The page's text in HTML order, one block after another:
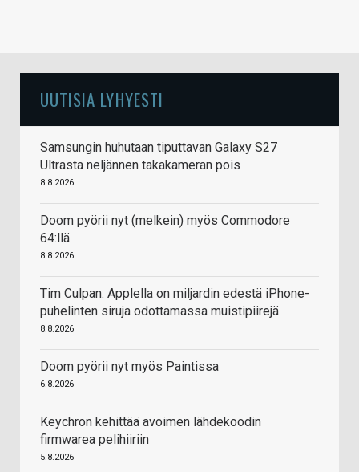
UUTISIA LYHYESTI
Samsungin huhutaan tiputtavan Galaxy S27
Ultrasta neljännen takakameran pois
8.8.2026
Doom pyörii nyt (melkein) myös Commodore
64:llä
8.8.2026
Tim Culpan: Applella on miljardin edestä iPhone-
puhelinten siruja odottamassa muistipiirejä
8.8.2026
Doom pyörii nyt myös Paintissa
6.8.2026
Keychron kehittää avoimen lähdekoodin
firmwarea pelihiiriin
5.8.2026